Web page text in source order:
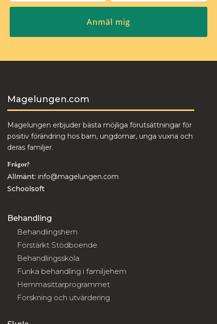
Magelungen.com
Magelungen erbjuder bästa möjliga förutsättningar för
positiv förändring hos barn, ungdomar, unga vuxna och
deras familjer.
Frågor?
Allmänt: info@magelungen.com
Schoolsoft
Behandling
Behandlingshem
Förstärkt Stödboende
Behandlingsskola
Funka behandling i familjehem
Hemmasittarprogrammet
Forskning och utvärdering